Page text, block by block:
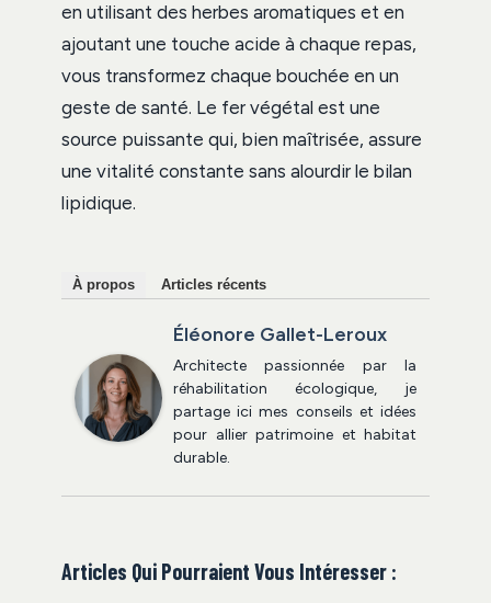
en utilisant des herbes aromatiques et en
ajoutant une touche acide à chaque repas,
vous transformez chaque bouchée en un
geste de santé. Le fer végétal est une
source puissante qui, bien maîtrisée, assure
une vitalité constante sans alourdir le bilan
lipidique.
À propos Articles récents
Éléonore Gallet-Leroux
Architecte passionnée par la
réhabilitation écologique, je
partage ici mes conseils et idées
pour allier patrimoine et habitat
durable.
Articles Qui Pourraient Vous Intéresser :